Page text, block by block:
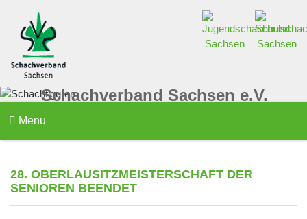
Schachverband Sachsen e.V.
Menu
28. OBERLAUSITZMEISTERSCHAFT DER
SENIOREN BEENDET